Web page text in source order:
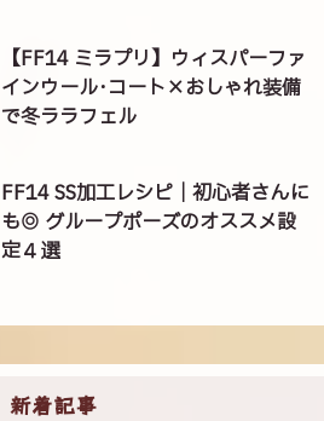
【FF14 ミラプリ】ウィスパーファ
インウール･コート×おしゃれ装備
で冬ララフェル
FF14 SS加工レシピ｜初心者さんに
も◎ グループポーズのオススメ設
定４選
新着記事